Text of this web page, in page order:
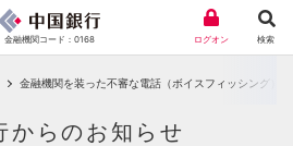
金融機関コード：0168 検索
ログオン
金融機関を装った不審な電話（ボイスフィッシング）
からのお知らせ